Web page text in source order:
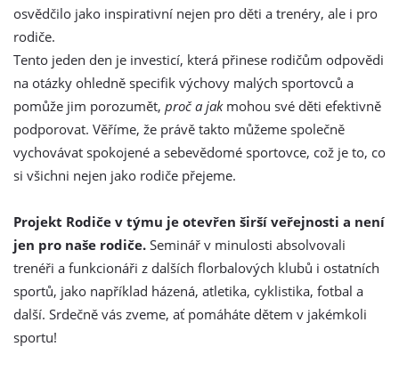
osvědčilo jako inspirativní nejen pro děti a trenéry, ale i pro
rodiče.
Tento jeden den je investicí, která přinese rodičům odpovědi
na otázky ohledně specifik výchovy malých sportovců a
pomůže jim porozumět, proč a jakmohou své děti efektivně
podporovat. Věříme, že právě takto můžeme společně
vychovávat spokojené a sebevědomé sportovce, což je to, co
si všichni nejen jako rodiče přejeme.
Projekt Rodiče v týmu je otevřen širší veřejnosti a není
jen pro naše rodiče. Seminář v minulosti absolvovali
trenéři a funkcionáři z dalších florbalových klubů i ostatních
sportů, jako například házená, atletika, cyklistika, fotbal a
další. Srdečně vás zveme, ať pomáháte dětem v jakémkoli
sportu!